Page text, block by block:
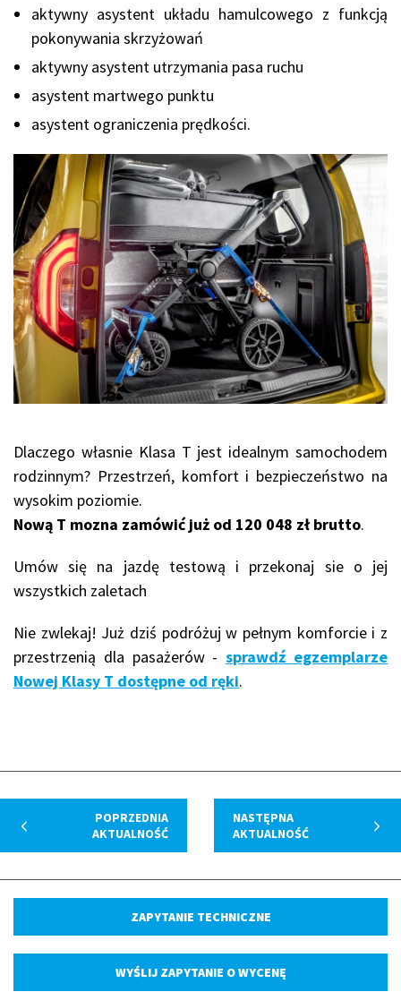
aktywny asystent układu hamulcowego z funkcją
pokonywania skrzyżowań
aktywny asystent utrzymania pasa ruchu
asystent martwego punktu
asystent ograniczenia prędkości.
Dlaczego własnie Klasa T jest idealnym samochodem
rodzinnym? Przestrzeń, komfort i bezpieczeństwo na
wysokim poziomie.
Nową T mozna zamówić już od 120 048 zł brutto.
Umów się na jazdę testową i przekonaj sie o jej
wszystkich zaletach
Nie zwlekaj! Już dziś podróżuj w pełnym komforcie i z
przestrzenią dla pasażerów -sprawdź egzemplarze
Nowej Klasy T dostępne od ręki.
POPRZEDNIA
AKTUALNOŚĆ
NASTĘPNA
AKTUALNOŚĆ
ZAPYTANIE TECHNICZNE
WYŚLIJ ZAPYTANIE O WYCENĘ